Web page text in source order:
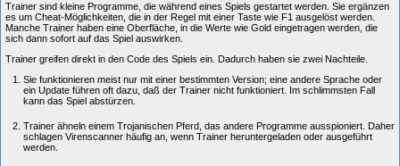
Trainer sind kleine Programme, die während eines Spiels gestartet werden. Sie ergänzen
es um Cheat-Möglichkeiten, die in der Regel mit einer Taste wie F1 ausgelöst werden.
Manche Trainer haben eine Oberfläche, in die Werte wie Gold eingetragen werden, die
sich dann sofort auf das Spiel auswirken.
Trainer greifen direkt in den Code des Spiels ein. Dadurch haben sie zwei Nachteile.
Sie funktionieren meist nur mit einer bestimmten Version; eine andere Sprache oder
ein Update führen oft dazu, daß der Trainer nicht funktioniert. Im schlimmsten Fall
kann das Spiel abstürzen.
Trainer ähneln einem Trojanischen Pferd, das andere Programme ausspioniert. Daher
schlagen Virenscanner häufig an, wenn Trainer heruntergeladen oder ausgeführt
werden.